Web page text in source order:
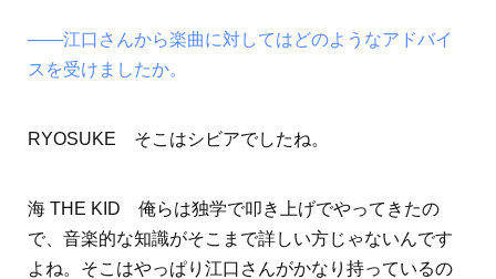
――江口さんから楽曲に対してはどのようなアドバイ
スを受けましたか。
RYOSUKE そこはシビアでしたね。
海 THE KID 俺らは独学で叩き上げでやってきたの
で、音楽的な知識がそこまで詳しい方じゃないんです
よね。そこはやっぱり江口さんがかなり持っているの